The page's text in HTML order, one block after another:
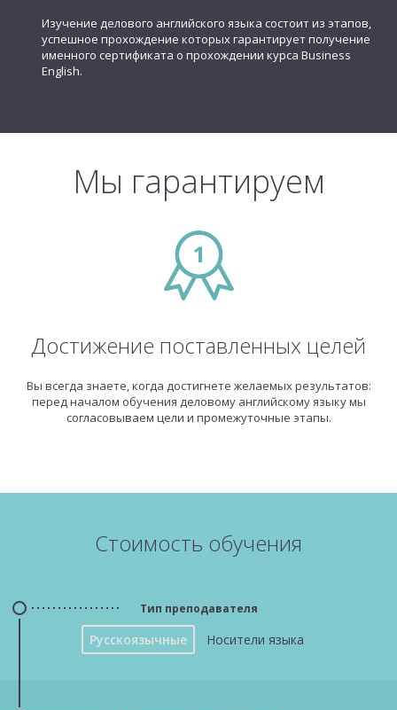
Изучение делового английского языка состоит из этапов,
успешное прохождение которых гарантирует получение
именного сертификата о прохождении курса Business
English.
Мы гарантируем
Достижение поставленных целей
Вы всегда знаете, когда достигнете желаемых результатов:
перед началом обучения деловому английскому языку мы
согласовываем цели и промежуточные этапы.
Стоимость обучения
Тип преподавателя
Русскоязычные Носители языка